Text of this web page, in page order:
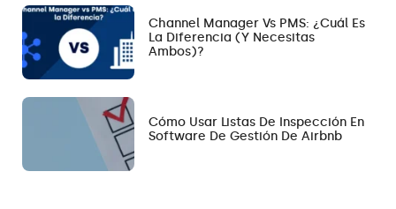
Channel Manager Vs PMS: ¿Cuál Es
La Diferencia (y Necesitas
Ambos)?
Cómo Usar Listas De Inspección En
Software De Gestión De Airbnb